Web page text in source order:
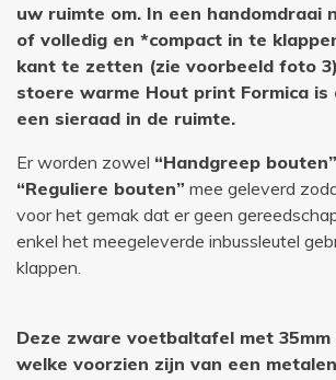
uw ruimte om. In een handomdraai
of volledig en *compact in te
kant te zetten (zie voorbeeld foto
stoere warme Hout print Formica
een sieraad in de ruimte.
Er worden zowel “Handgreep bouten”
“Reguliere bouten” mee geleverd
voor het gemak dat er geen
enkel het meegeleverde inbussleutel
klappen.
Deze zware voetbaltafel met 35mm
welke voorzien zijn van een